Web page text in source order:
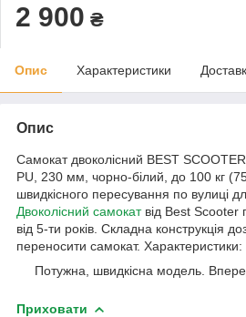
2 900 ₴
Опис Характеристики
Опис
Самокат двоколісний BEST
PU, 230 мм, чорно-білий, до 100 кг
швидкісного пересування по вулиці
Двоколісний самокатвід Best Scooter
від 5-ти років. Складна конструкція
переносити самокат. Характеристики:
Потужна, швидкісна модель.
Приховати